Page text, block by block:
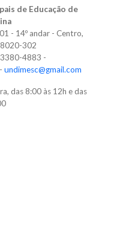
de Educação de
- 14º andar - Centro,
302
4883 -
- undimesc@gmail.com
das 8:00 às 12h e das